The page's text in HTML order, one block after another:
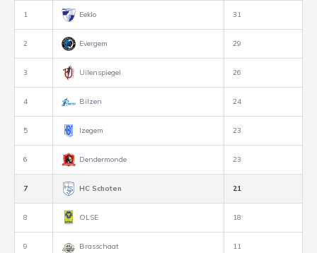
1 Eeklo 31
2 Evergem 29
3 Uilenspiegel 26
4 Bilzen 24
5 Izegem 23
6 Dendermonde 23
7 HC Schoten 21
8 OLSE 18
9 Brasschaat 11